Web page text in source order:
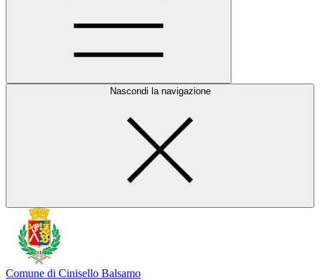
Nascondi la navigazione
Comune di Cinisello Balsamo